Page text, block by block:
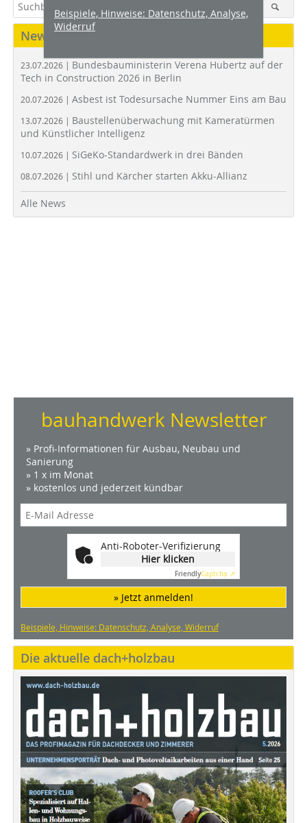
Beispiele, Hinweise: Datenschutz, Analyse,
Widerruf
News
23.07.2026 | Bundesbauministerin Verena Hubertz auf der
Tech in Construction 2026 in Berlin
20.07.2026 | Asbest ist Todesursache Nummer Eins am Bau
13.07.2026 | Baustellenüberwachung mit Kameratürmen
und Künstlicher Intelligenz
10.07.2026 | SiGeKo-Standardwerk in drei Bänden
08.07.2026 | Stihl und Kärcher starten Akku-Allianz
Alle News
bauhandwerk Newsletter
» Profi-Informationen für Ausbau, Neubau und
Sanierung
» 1 x im Monat
» kostenlos und jederzeit kündbar
Anti-Roboter-Verifizierung
Hier klicken
FriendlyCaptcha ⇗
» Jetzt anmelden!
Beispiele, Hinweise: Datenschutz, Analyse, Widerruf
Die aktuelle dach+holzbau